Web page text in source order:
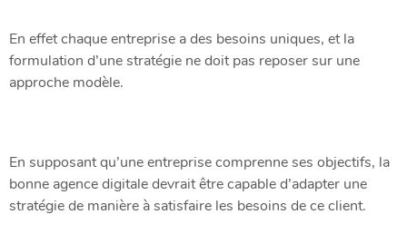
En effet chaque entreprise a des besoins uniques, et la
formulation d’une stratégie ne doit pas reposer sur une
approche modèle.
En supposant qu’une entreprise comprenne ses objectifs, la
bonne agence digitale devrait être capable d’adapter une
stratégie de manière à satisfaire les besoins de ce client.